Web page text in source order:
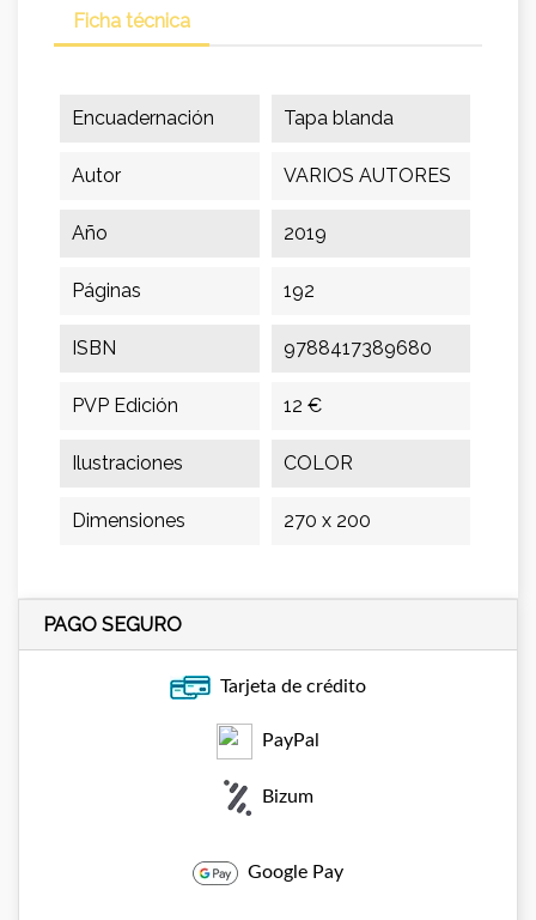
Ficha técnica
Encuadernación Tapa blanda
Autor VARIOS AUTORES
Año 2019
Páginas 192
ISBN 9788417389680
PVP Edición 12 €
Ilustraciones COLOR
Dimensiones 270 x 200
PAGO SEGURO
Tarjeta de crédito
PayPal
Bizum
Google Pay